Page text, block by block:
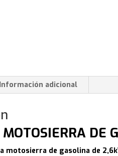
Información adicional
DE
motosierra de gasolina de